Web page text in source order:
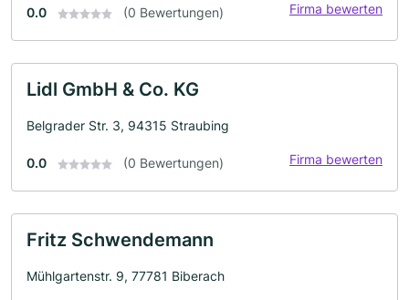
0.0 (0 Bewertungen) Firma bewerten
Lidl GmbH & Co. KG
Belgrader Str. 3, 94315 Straubing
0.0 (0 Bewertungen) Firma bewerten
Fritz Schwendemann
Mühlgartenstr. 9, 77781 Biberach